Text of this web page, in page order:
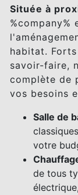
Située à
habitat.
savoir-faire,
complète de
vos besoins
Salle de
votre
de tous